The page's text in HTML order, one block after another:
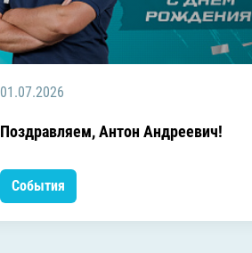
01.07.2026
Поздравляем, Антон Андреевич!
События